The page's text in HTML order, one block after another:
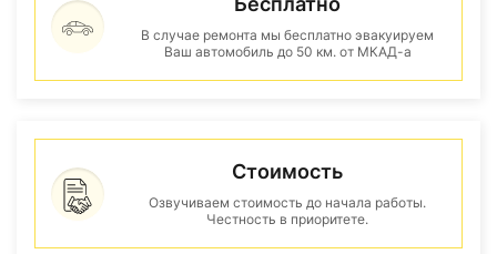
В случае ремонта мы бесплатно эвакуируем
Ваш автомобиль до 50 км. от МКАД-а
Стоимость
Озвучиваем стоимость до начала работы.
Честность в приоритете.